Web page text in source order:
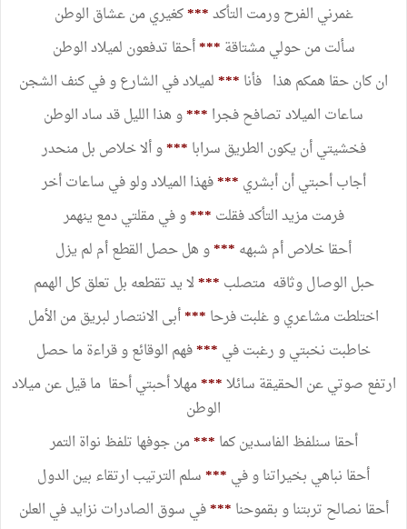
غمرني الفرح ورمت التأكد***كغيري من عشاق الوطن
سألت من حولي مشتاقة ***أحقا تدفعون لميلاد الوطن
ان كان حقا همكم هذا فأنا ***لميلاد في الشارع و في كنف الشجن
ساعات الميلاد تصافح فجرا ***و هذا الليل قد ساد الوطن
فخشيتي أن يكون الطريق سرابا ***و ألا خلاص بل منحدر
أجاب أحبتي أن أبشري ***فهذا الميلاد ولو في ساعات أخر
فرمت مزيد التأكد فقلت ***و في مقلتي دمع ينهمر
أحقا خلاص أم شبهه ***و هل حصل القطع أم لم يزل
حبل الوصال وثاقه متصلب ***لا يد تقطعه بل تعلق كل الهمم
اختلطت مشاعري و غلبت فرحا ***أبى الانتصار لبريق من الأمل
خاطبت نخبتي و رغبت في ***فهم الوقائع و قراءة ما حصل
ارتفع صوتي عن الحقيقة سائلا***مهلا أحبتي أحقا ما قيل عن ميلاد
الوطن
أحقا سنلفظ الفاسدين كما ***من جوفها تلفظ نواة التمر
أحقا نباهي بخيراتنا و في ***سلم الترتيب ارتقاء بين الدول
أحقا نصالح تربتنا و بقموحنا ***في سوق الصادرات نزايد في العلن